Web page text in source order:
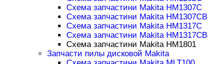
Схема запчастини Makita HM1307C
Схема запчастини Makita HM1307CB
Схема запчастини Makita HM1317C
Схема запчастини Makita HM1317CB
Схема запчастини Makita HM1801
Запчасти пилы дисковой Makita